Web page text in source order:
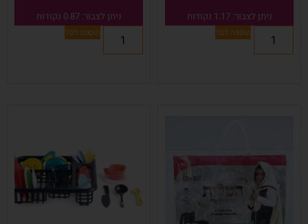
ניתן לצבור: 1.17 נקודות
הוספה לסל
ניתן לצבור: 0.87 נקודות
הוספה לסל